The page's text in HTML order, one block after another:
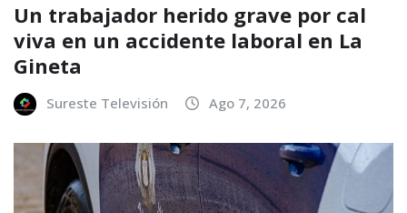
Un trabajador herido grave por cal
viva en un accidente laboral en La
Gineta
Sureste Televisión Ago 7, 2026